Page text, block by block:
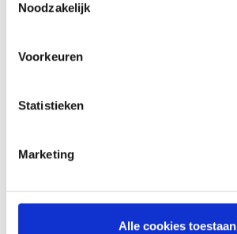
Noodzakelijk
Voorkeuren
Statistieken
Marketing
Alle cookies toestaan